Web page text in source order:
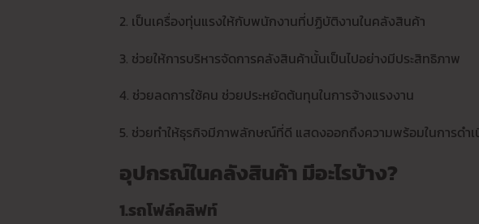
2. เป็นเครื่องทุ่นแรงให้กับพนักงานที่ปฏิบัติงานในคลังสินค้า
3. ช่วยให้การบริหารจัดการคลังสินค้านั้นเป็นไปอย่างมีประสิทธิภาพ
4. ช่วยลดการใช้คน ช่วยประหยัดต้นทุนในการจ้างแรงงาน
5. ช่วยทำให้ธุรกิจมีภาพลักษณ์ที่ดี แสดงออกถึงความพร้อมในการดำ
อุปกรณ์ในคลังสินค้า มีอะไรบ้าง?
1.รถโฟล์คลิฟท์